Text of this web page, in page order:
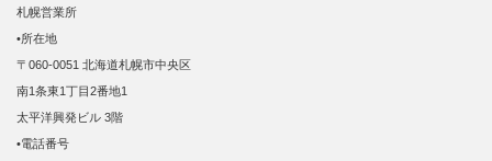
札幌営業所
•所在地
〒060-0051 北海道札幌市中央区
南1条東1丁目2番地1
太平洋興発ビル 3階
•電話番号